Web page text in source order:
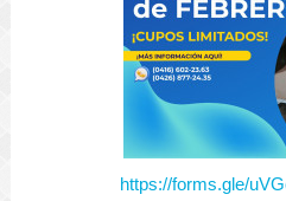
https://forms.gle/